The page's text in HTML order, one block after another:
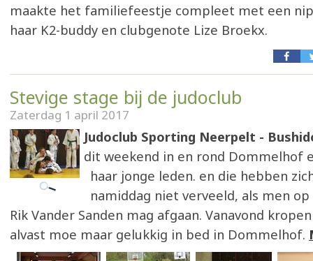
maakte het familiefeestje compleet met een
haar K2-buddy en clubgenote Lize Broekx.
Stevige stage bij de judoclub
Zaterdag 1 april 2017
Judoclub Sporting Neerpelt -
dit weekend in en rond Dommelhof
haar jonge leden. en die hebben
namiddag niet verveeld, als men
Rik Vander Sanden mag afgaan. Vanavond
alvast moe maar gelukkig in bed in Dommelhof.